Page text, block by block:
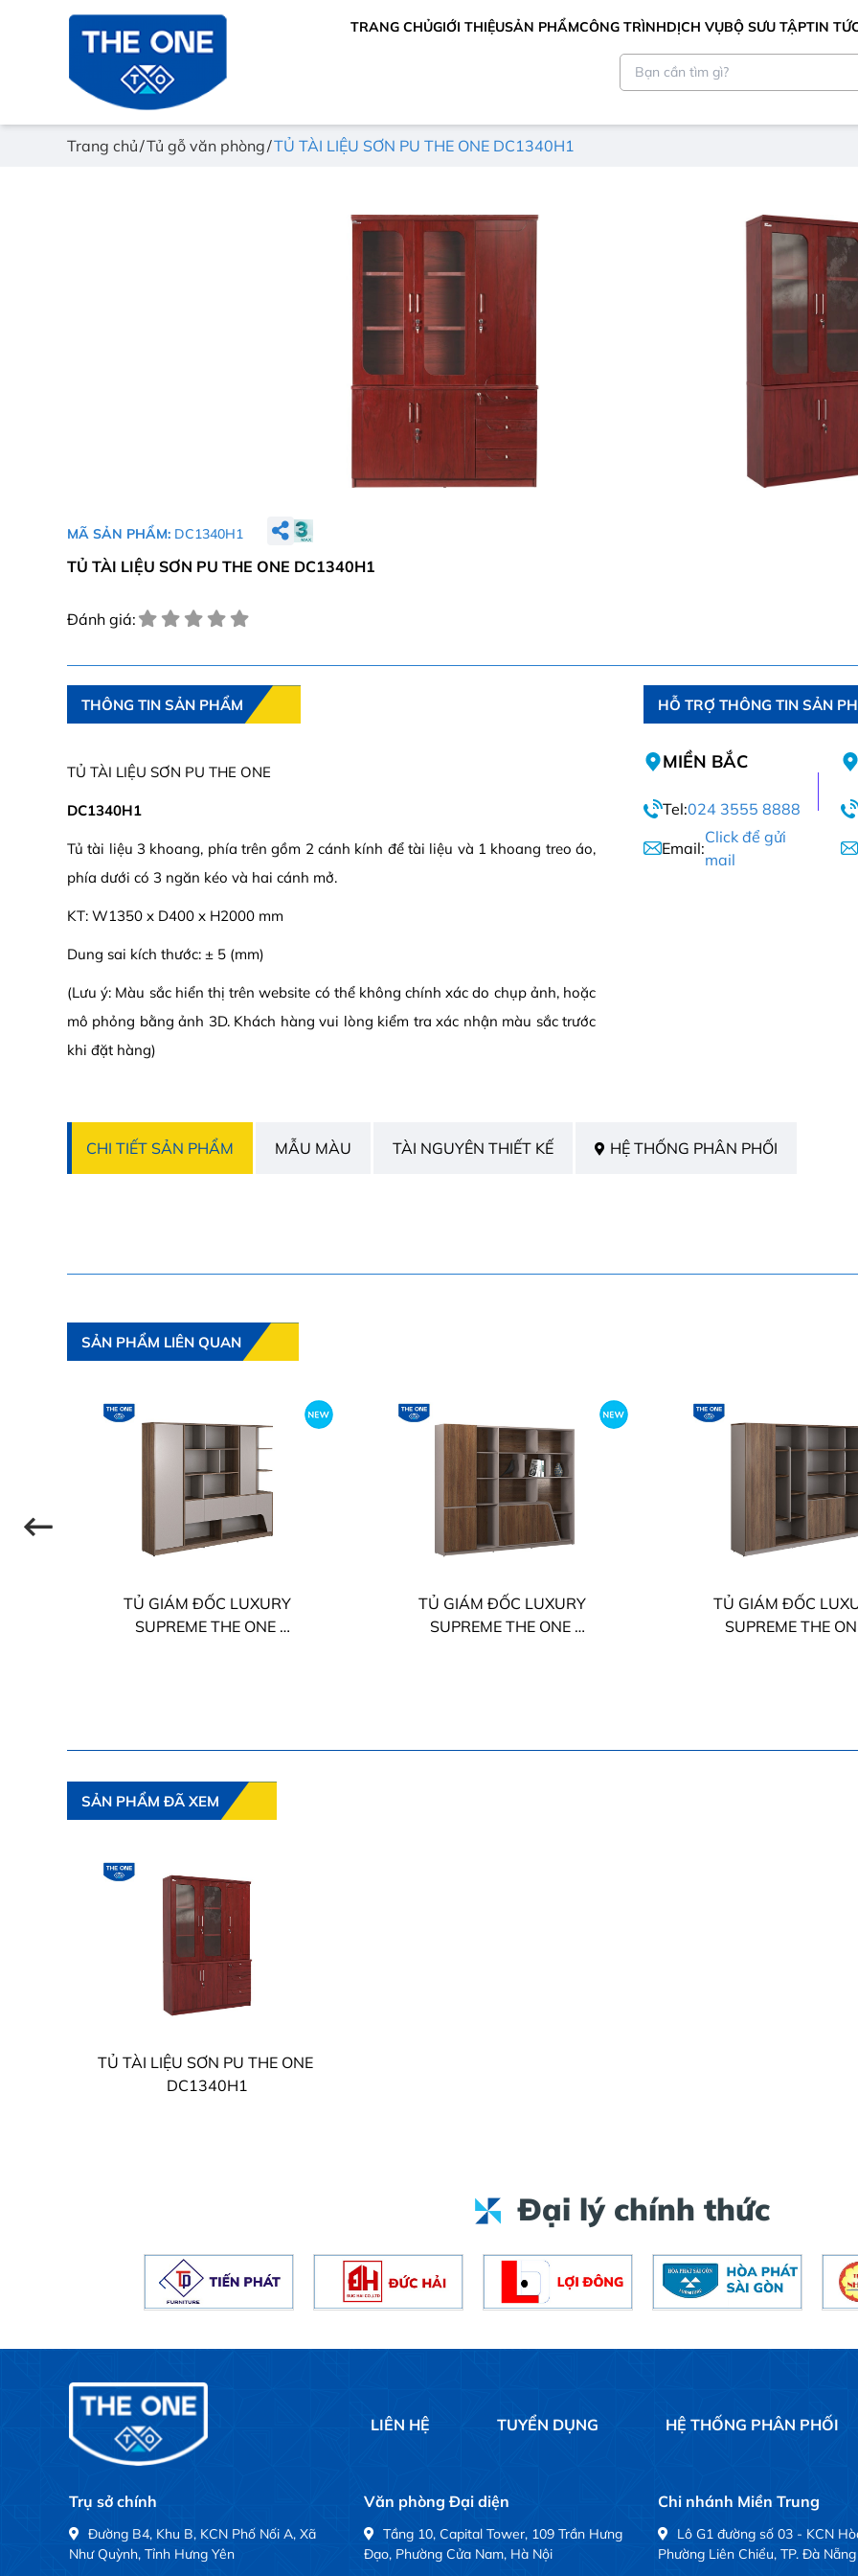
TRANG CHỦGIỚI THIỆUSẢN PHẨMCÔNG TRÌNHDỊCH VỤBỘ SƯU TẬPTIN
Trang chủ Tủ gỗ văn phòng TỦ TÀI LIỆU SƠN PU THE ONE DC1340H1
MÃ SẢN PHẨM: DC1340H1
TỦ TÀI LIỆU SƠN PU THE ONE DC1340H1
Đánh giá:
THÔNG TIN SẢN PHẨM
TỦ TÀI LIỆU SƠN PU THE ONE
DC1340H1
Tủ tài liệu 3 khoang, phía trên gồm 2 cánh kính để tài liệu và 1 khoang treo áo,
phía dưới có 3 ngăn kéo và hai cánh mở.
KT: W1350 x D400 x H2000 mm
Dung sai kích thước: ± 5 (mm)
(Lưu ý: Màu sắc hiển thị trên website có thể không chính xác do chụp ảnh, hoặc
mô phỏng bằng ảnh 3D. Khách hàng vui lòng kiểm tra xác nhận màu sắc trước
khi đặt hàng)
HỖ TRỢ THÔNG TIN SẢN
MIỀN BẮC
Tel:024 3555 8888
Email:
Click để gửi
mail
CHI TIẾT SẢN PHẨM MẪU MÀU TÀI NGUYÊN THIẾT KẾ HỆ THỐNG PHÂN PHỐI
SẢN PHẨM LIÊN QUAN
TỦ GIÁM ĐỐC LUXURY
SUPREME THE ONE
TỦ GIÁM ĐỐC LUXURY
SUPREME THE ONE
TỦ GIÁM ĐỐC
SUPREME THE
SẢN PHẨM ĐÃ XEM
TỦ TÀI LIỆU SƠN PU THE ONE
DC1340H1
Đại lý chính thức
LIÊN HỆ TUYỂN DỤNG HỆ THỐNG PHÂN PHỐI
Trụ sở chính
Đường B4, Khu B, KCN Phố Nối A, Xã
Như Quỳnh, Tỉnh Hưng Yên
Văn phòng Đại diện
Tầng 10, Capital Tower, 109 Trần Hưng
Đạo, Phường Cửa Nam, Hà Nội
Chi nhánh Miền Trung
Lô G1 đường số 03 - KCN
Phường Liên Chiểu, TP. Đà Nẵng